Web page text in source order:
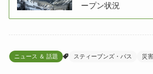
ープン状況
ニュース ＆ 話題 スティーブンズ・パス 災害